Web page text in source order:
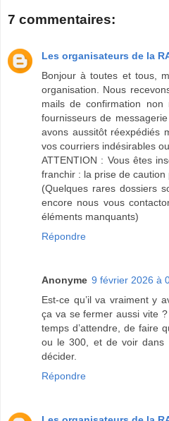
7 commentaires:
Les organisateurs de la
Bonjour à toutes et tous,
organisation. Nous
mails de confirmation
fournisseurs de
avons aussitôt réexpédiés
vos courriers indésirables
ATTENTION : Vous êtes
franchir : la prise de caution
(Quelques rares dossiers
encore nous vous
éléments manquants)
Répondre
Anonyme 9 février 2026 à
Est-ce qu’il va vraiment y
ça va se fermer aussi vite
temps d’attendre, de faire
ou le 300, et de voir dans
décider.
Répondre